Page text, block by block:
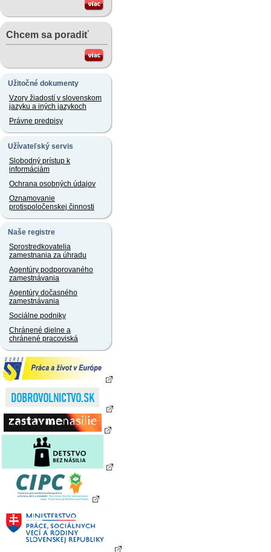
Chcem sa poradiť
Užitočné dokumenty
Vzory žiadostí v slovenskom
jazyku a iných jazykoch
Právne predpisy
Užívateľský servis
Slobodný prístup k
informáciám
Ochrana osobných údajov
Oznamovanie
protispoločenskej činnosti
Naše registre
Sprostredkovatelia
zamestnania za úhradu
Agentúry podporovaného
zamestnávania
Agentúry dočasného
zamestnávania
Sociálne podniky
Chránené dielne a
chránené pracoviská